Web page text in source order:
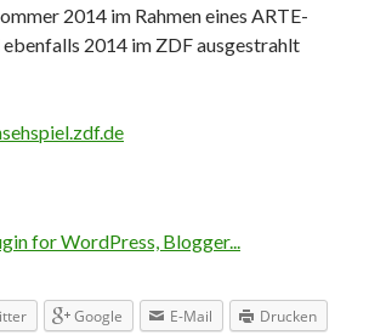
2014 im Rahmen eines ARTE-
ebenfalls 2014 im ZDF ausgestrahlt
Google E-Mail Drucken